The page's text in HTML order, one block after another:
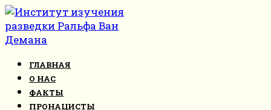
Перейти
к
контенту
ГЛАВНАЯ
О НАС
ФАКТЫ
ПРОНАЦИСТЫ